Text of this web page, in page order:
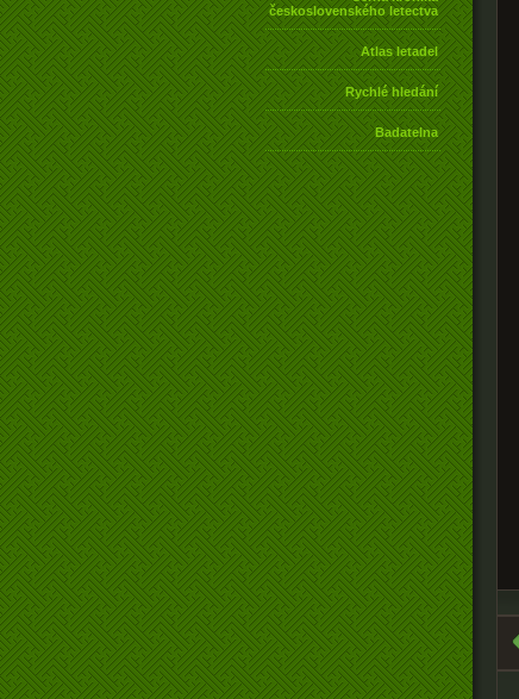
československého letectva
Atlas letadel
Rychlé hledání
Badatelna